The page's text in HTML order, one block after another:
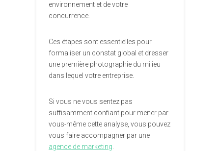
environnement et de votre
concurrence.
Ces étapes sont essentielles pour
formaliser un constat global et dresser
une première photographie du milieu
dans lequel votre entreprise.
Si vous ne vous sentez pas
suffisamment confiant pour mener par
vous-même cette analyse, vous pouvez
vous faire accompagner par une
agence de marketing